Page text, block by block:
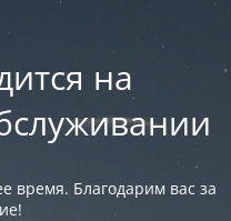
на
время. Благодарим вас за